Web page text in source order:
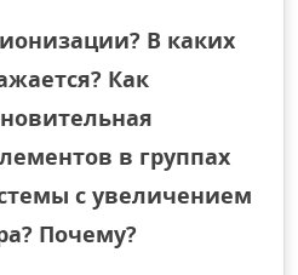
В каких
Как
в группах
с увеличением
Почему?